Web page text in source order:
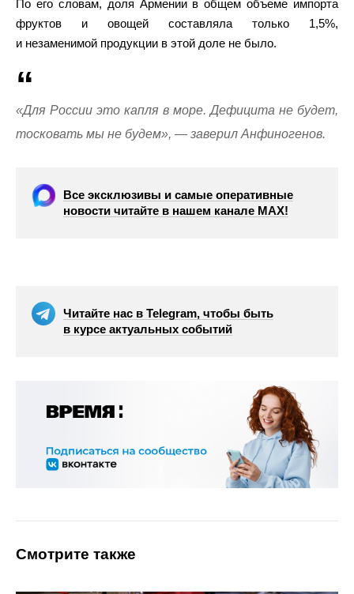
По его словам, доля Армении в общем объеме импорта
фруктов и овощей составляла только 1,5%,
и незаменимой продукции в этой доле не было.
«Для России это капля в море. Дефицита не будет,
тосковать мы не будем», — заверил Анфиногенов.
Все эксклюзивы и самые оперативные
новости читайте в нашем канале МАХ!
Читайте нас в Telegram, чтобы быть
в курсе актуальных событий
Смотрите также